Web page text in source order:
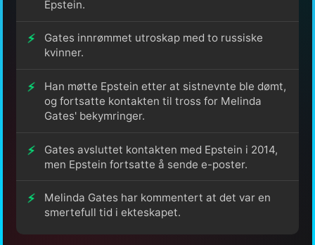
Epstein.
Gates innrømmet utroskap med to russiske
kvinner.
Han møtte Epstein etter at sistnevnte ble dømt,
og fortsatte kontakten til tross for Melinda
Gates' bekymringer.
Gates avsluttet kontakten med Epstein i 2014,
men Epstein fortsatte å sende e-poster.
Melinda Gates har kommentert at det var en
smertefull tid i ekteskapet.